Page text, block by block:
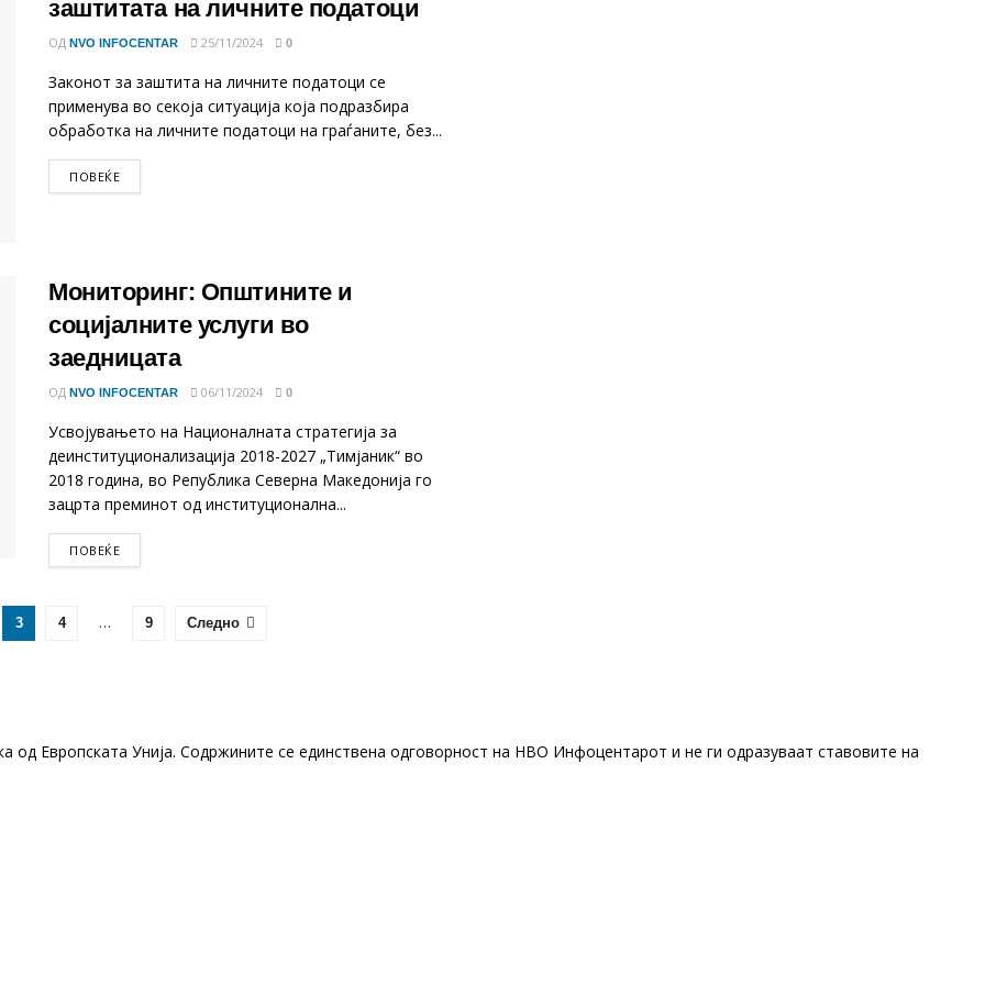
заштитата на личните податоци
ОД NVO INFOCENTAR 25/11/2024 0
Законот за заштита на личните податоци се
применува во секоја ситуација која подразбира
обработка на личните податоци на граѓаните, без...
ПОВЕЌЕDETAILS
Мониторинг: Општините и
социјалните услуги во
заедницата
ОД NVO INFOCENTAR 06/11/2024 0
Усвојувањето на Националната стратегија за
деинституционализација 2018-2027 „Тимјаник“ во
2018 година, во Република Северна Македонија го
зацрта преминот од институционална...
ПОВЕЌЕDETAILS
3 4 … 9 Следно
од Европската Унија. Содржините се единствена одговорност на НВО Инфоцентарот и не ги одразуваат ставовите на